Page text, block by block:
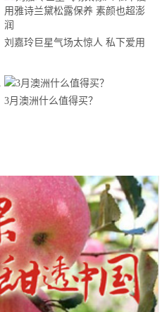
刘嘉玲巨星气场太惊人 私下爱用
3月澳洲什么值得买？